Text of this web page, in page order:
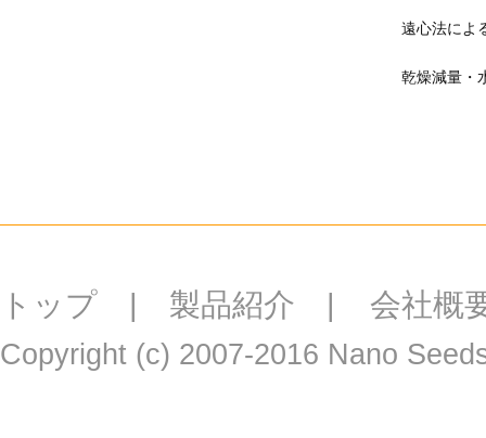
遠心法によ
乾燥減量・
トップ | 製品紹介 | 会社概
Copyright (c) 2007-2016 Nano